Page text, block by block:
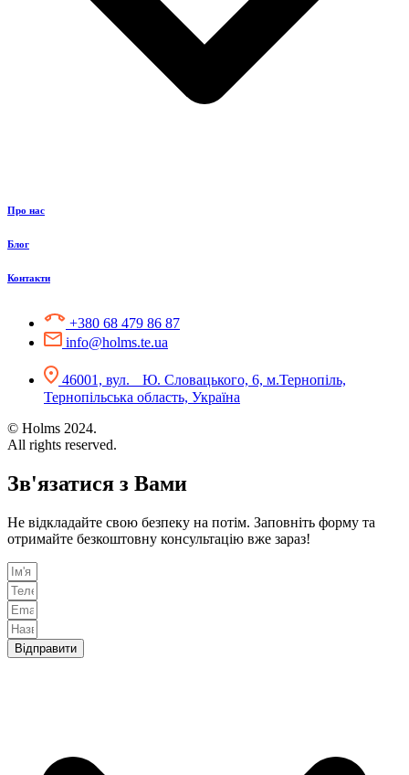
Про нас
Блог
Контакти
+380 68 479 86 87
info@holms.te.ua
46001, вул. Ю. Словацького, 6, м.Тернопіль,
Тернопільська область, Україна
© Holms 2024.
All rights reserved.
Зв'язатися з Вами
Не відкладайте свою безпеку на потім. Заповніть форму та
отримайте безкоштовну консультацію вже зараз!
Відправити